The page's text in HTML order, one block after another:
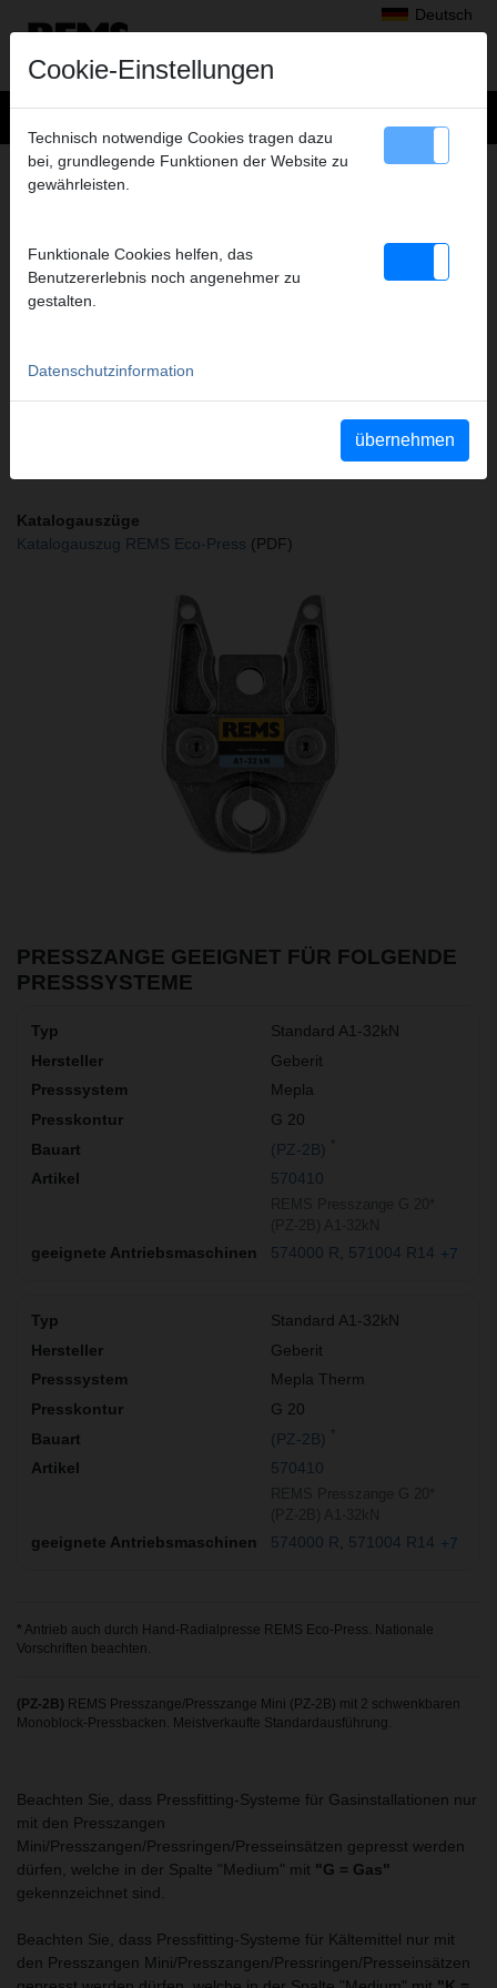
Deutsch
Produkte>Radialpressen>
REMS Presszangen A1-32kN/REMS Pressringe
REMS PRESSZANGE G 20*
(PZ-2B) A1-32KN
Art.-Nr. 570410
Sicherheitshinweise PZ/PR/ZZ/PZ E01/Kabelschere
Katalogauszüge
Katalogauszug REMS Eco-Press (PDF)
PRESSZANGE GEEIGNET FÜR FOLGENDE
PRESSSYSTEME
Standard A1-32kN
Geberit
Mepla
G 20
(PZ-2B)
570410
574000 R 571004 R14 +7
Standard A1-32kN
Geberit
Mepla Therm
G 20
(PZ-2B)
570410
574000 R 571004 R14 +7
* Antrieb auch durch Hand-Radialpresse REMS Eco-Press. Nationale
Vorschriften beachten.
(PZ-2B) REMS Presszange/Presszange Mini (PZ-2B) mit 2 schwenkbaren
Monoblock-Pressbacken. Meistverkaufte Standardausführung.
Beachten Sie, dass Pressfitting-Systeme für Gasinstallationen nur
mit den Presszangen
Mini/Presszangen/Pressringen/Presseinsätzen gepresst werden
dürfen, welche in der Spalte "Medium" mit "G = Gas"
gekennzeichnet sind.
Beachten Sie, dass Pressfitting-Systeme für Kältemittel nur mit
den Presszangen Mini/Presszangen/Pressringen/Presseinsätzen
Cookie-Einstellungen
Technisch notwendige Cookies tragen dazu
bei, grundlegende Funktionen der Website zu
gewährleisten.
Funktionale Cookies helfen, das
Benutzererlebnis noch angenehmer zu
gestalten.
Datenschutzinformation
übernehmen